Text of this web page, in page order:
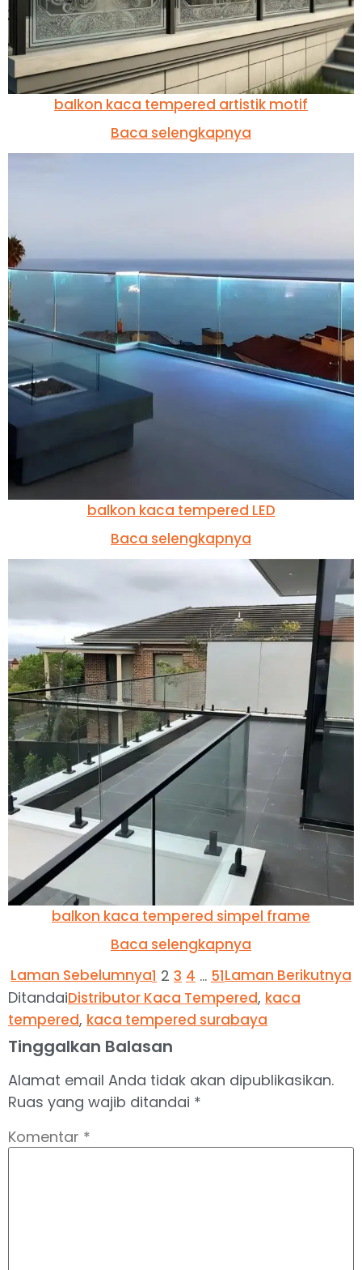
balkon kaca tempered artistik motif
Baca selengkapnya
balkon kaca tempered LED
Baca selengkapnya
balkon kaca tempered simpel frame
Baca selengkapnya
Laman Sebelumnya1 2 3 4 … 51Laman Berikutnya
DitandaiDistributor Kaca Tempered, kaca
tempered, kaca tempered surabaya
Tinggalkan Balasan
Alamat email Anda tidak akan dipublikasikan.
Ruas yang wajib ditandai *
Komentar *